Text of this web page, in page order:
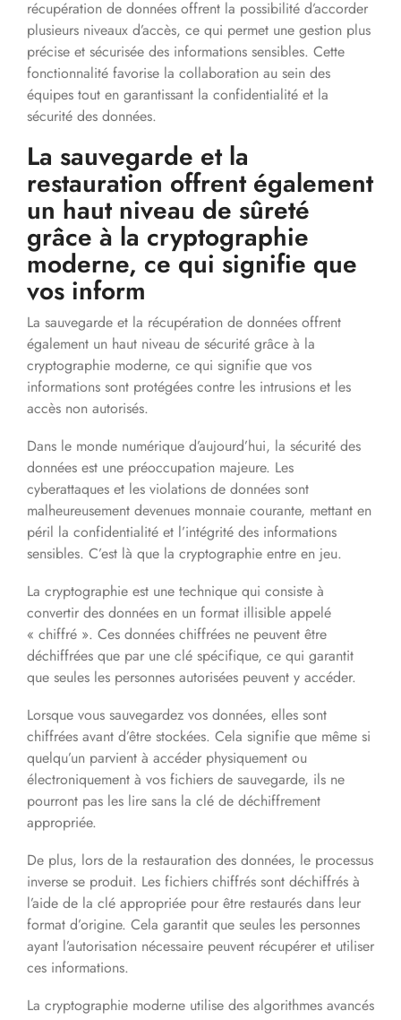
récupération de données offrent la possibilité d’accorder
plusieurs niveaux d’accès, ce qui permet une gestion plus
précise et sécurisée des informations sensibles. Cette
fonctionnalité favorise la collaboration au sein des
équipes tout en garantissant la confidentialité et la
sécurité des données.
La sauvegarde et la
restauration offrent également
un haut niveau de sûreté
grâce à la cryptographie
moderne, ce qui signifie que
vos inform
La sauvegarde et la récupération de données offrent
également un haut niveau de sécurité grâce à la
cryptographie moderne, ce qui signifie que vos
informations sont protégées contre les intrusions et les
accès non autorisés.
Dans le monde numérique d’aujourd’hui, la sécurité des
données est une préoccupation majeure. Les
cyberattaques et les violations de données sont
malheureusement devenues monnaie courante, mettant en
péril la confidentialité et l’intégrité des informations
sensibles. C’est là que la cryptographie entre en jeu.
La cryptographie est une technique qui consiste à
convertir des données en un format illisible appelé
« chiffré ». Ces données chiffrées ne peuvent être
déchiffrées que par une clé spécifique, ce qui garantit
que seules les personnes autorisées peuvent y accéder.
Lorsque vous sauvegardez vos données, elles sont
chiffrées avant d’être stockées. Cela signifie que même si
quelqu’un parvient à accéder physiquement ou
électroniquement à vos fichiers de sauvegarde, ils ne
pourront pas les lire sans la clé de déchiffrement
appropriée.
De plus, lors de la restauration des données, le processus
inverse se produit. Les fichiers chiffrés sont déchiffrés à
l’aide de la clé appropriée pour être restaurés dans leur
format d’origine. Cela garantit que seules les personnes
ayant l’autorisation nécessaire peuvent récupérer et utiliser
ces informations.
La cryptographie moderne utilise des algorithmes avancés